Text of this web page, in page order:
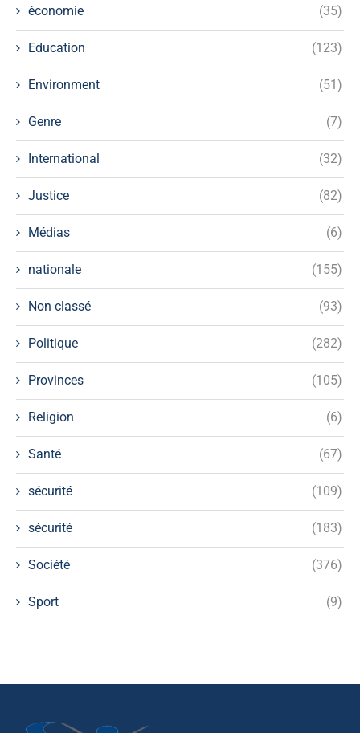
économie (35)
Education (123)
Environment (51)
Genre (7)
International (32)
Justice (82)
Médias (6)
nationale (155)
Non classé (93)
Politique (282)
Provinces (105)
Religion (6)
Santé (67)
sécurité (109)
sécurité (183)
Société (376)
Sport (9)